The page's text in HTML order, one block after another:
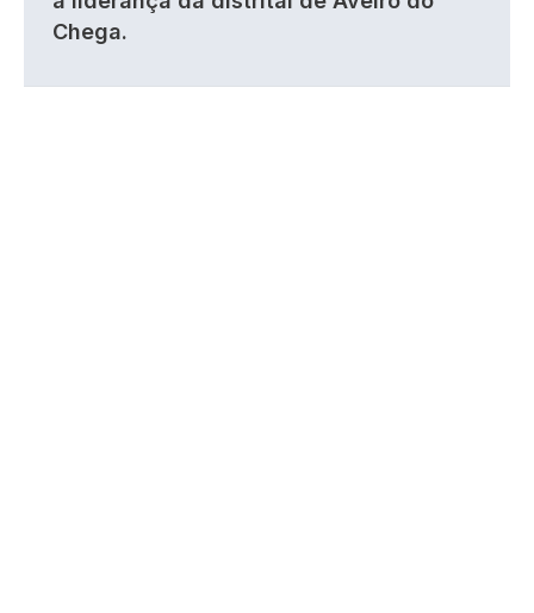
Chega.